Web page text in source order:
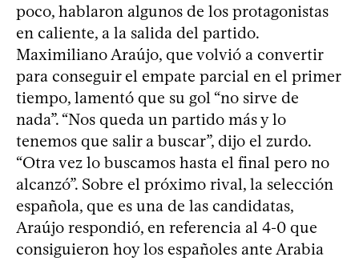
poco, hablaron algunos de los protagonistas
en caliente, a la salida del partido.
Maximiliano Araújo, que volvió a convertir
para conseguir el empate parcial en el primer
tiempo, lamentó que su gol “no sirve de
nada”. “Nos queda un partido más y lo
tenemos que salir a buscar”, dijo el zurdo.
“Otra vez lo buscamos hasta el final pero no
alcanzó”. Sobre el próximo rival, la selección
española, que es una de las candidatas,
Araújo respondió, en referencia al 4-0 que
consiguieron hoy los españoles ante Arabia